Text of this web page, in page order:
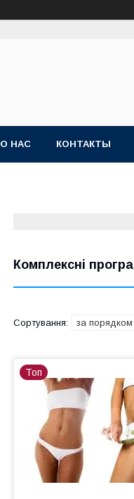
О НАС КОНТАКТЫ
Комплексні
Топ